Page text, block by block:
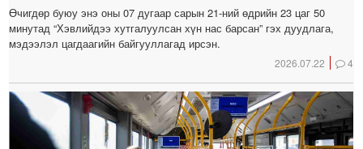
Өчигдөр буюу энэ оны 07 дугаар сарын 21-ний өдрийн 23 цаг 50
минутад “Хэвлийдээ хутгалуулсан хүн нас барсан” гэх дуудлага,
мэдээлэл цагдаагийн байгууллагад ирсэн.
2026.07.22 4